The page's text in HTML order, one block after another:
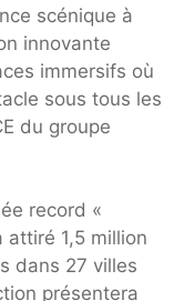
scénique à
innovante
immersifs où
sous tous les
du groupe
record «
attiré 1,5 million
dans 27 villes
présentera